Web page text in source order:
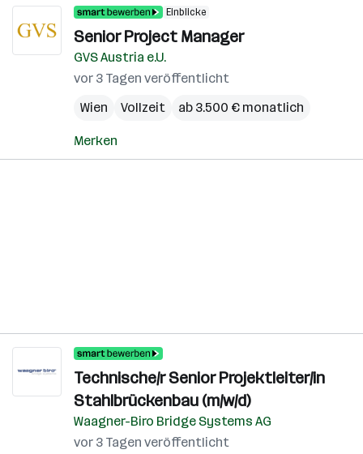
Einblicke
Senior Project Manager
GVS Austria e.U.
vor 3 Tagen veröffentlicht
Wien
Vollzeit ab 3.500 € monatlich
Merken
Technische/r Senior Projektleiter/in
Stahlbrückenbau (m/w/d)
Waagner-Biro Bridge Systems AG
vor 3 Tagen veröffentlicht